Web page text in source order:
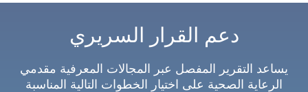
دعم القرار السريري
يساعد التقرير المفصل عبر المجالات المعرفية مقدمي
الرعاية الصحية على اختيار الخطوات التالية المناسبة